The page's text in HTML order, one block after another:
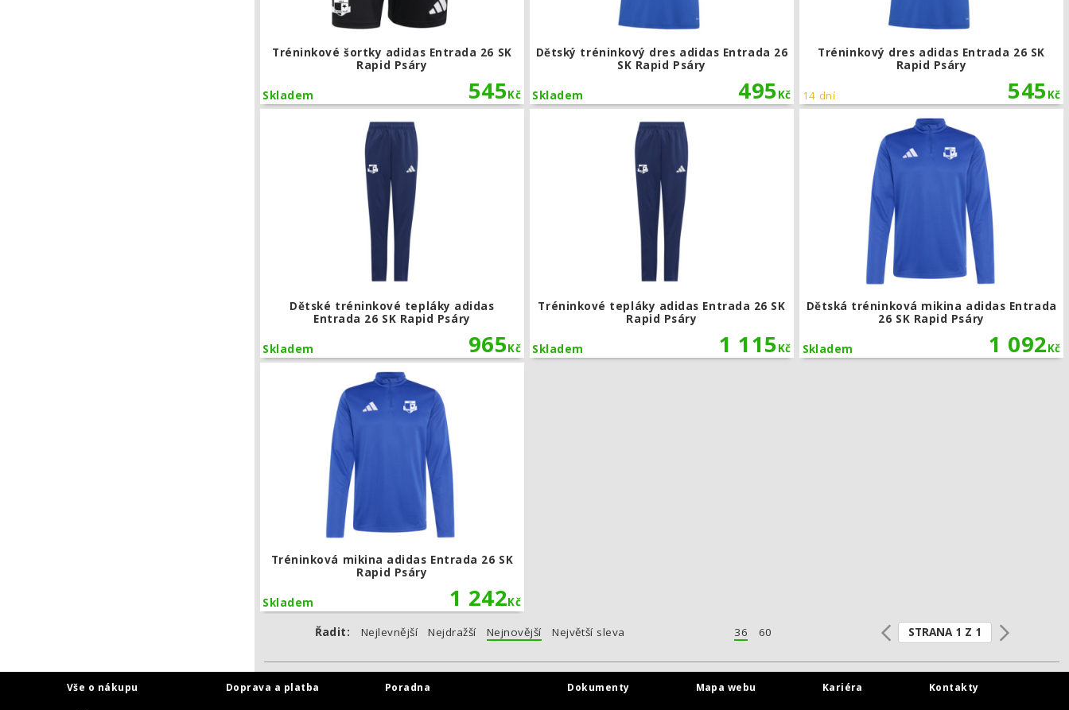
Tréninkové šortky adidas Entrada 26 SK
Rapid Psáry
545Kč
Skladem
Dětský tréninkový dres adidas Entrada 26
SK Rapid Psáry
495Kč
Skladem
Tréninkový dres adidas Entrada 26 SK
Rapid Psáry
545Kč
14 dní
Dětské tréninkové tepláky adidas
Entrada 26 SK Rapid Psáry
965Kč
Skladem
Tréninkové tepláky adidas Entrada 26 SK
Rapid Psáry
1 115Kč
Skladem
Tréninkové tepláky adidas Entrada 26 SK Rapid Psáry
Dětská tréninková mikina adidas Entrada
26 SK Rapid Psáry
1 092Kč
Skladem
Tréninková mikina adidas Entrada 26 SK
Rapid Psáry
1 242Kč
Skladem
Řadit: Nejlevnější Nejdražší Nejnovější Největší sleva 36 60 STRANA 1 Z 1
Vše o nákupu Doprava a platba Poradna Dokumenty Mapa webu Kariéra Kontakty